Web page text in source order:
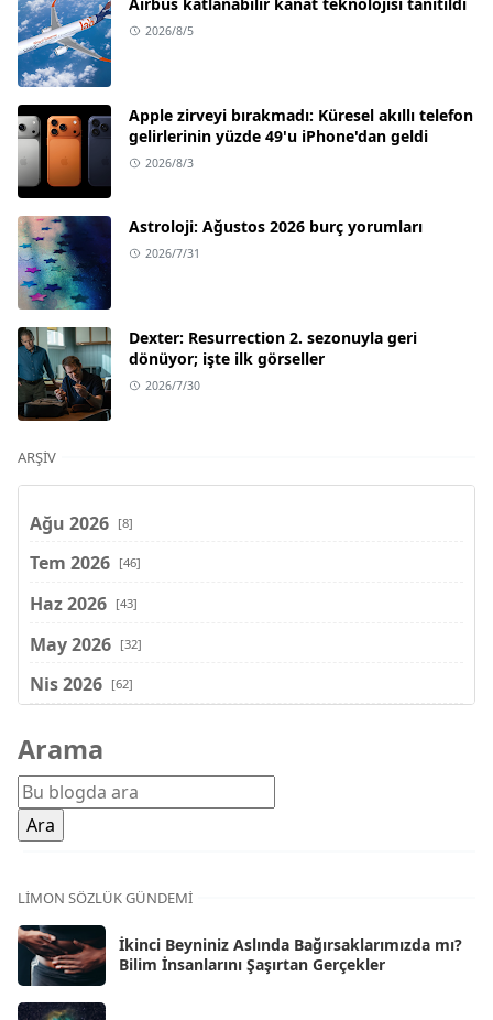
2026/8/5
Apple zirveyi bırakmadı: Küresel akıllı telefon
gelirlerinin yüzde 49'u iPhone'dan geldi
2026/8/3
Astroloji: Ağustos 2026 burç yorumları
2026/7/31
Dexter: Resurrection 2. sezonuyla geri
dönüyor; işte ilk görseller
2026/7/30
ARŞIV
Ağu 2026 [8]
Tem 2026 [46]
Haz 2026 [43]
May 2026 [32]
Nis 2026 [62]
Şub 2026
Oca 2026 [72]
Ara 2025
Kas 2025
Eki 2025
Eyl 2025 [56]
Ağu 2025
Arama
LIMON SÖZLÜK GÜNDEMI
İkinci Beyniniz Aslında Bağırsaklarımızda mı?
Bilim İnsanlarını Şaşırtan Gerçekler